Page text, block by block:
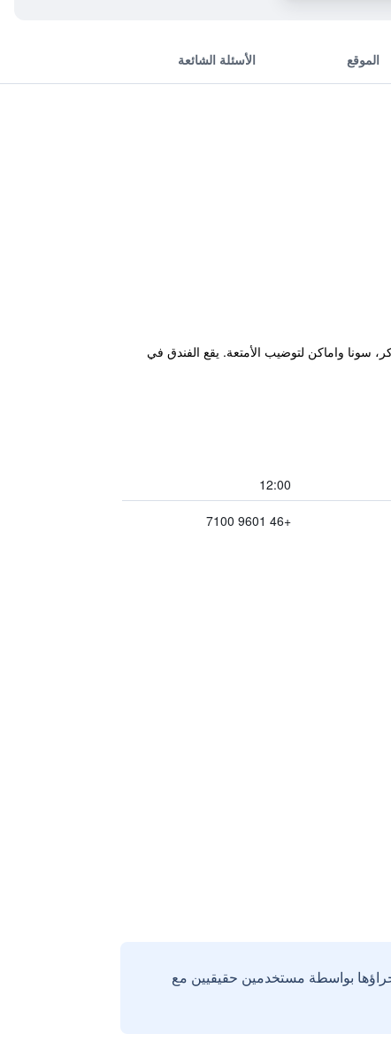
الموقع الأسئلة الشائعة
سونا واماكن لتوضيب الأمتعة. يقع الفندق في
12:00
+46 9601 7100
بواسطة مستخدمين حقيقيين مع